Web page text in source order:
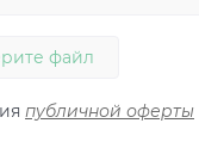
файл
публичной оферты